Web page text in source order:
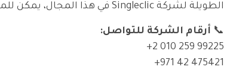
الطويلة لشركة Singleclic في هذا المجال، يمكن للمؤسسات التحول بسرعة إلى بيئة أكثر ذكاءً، مرونةً، وتكاملاً.
📞 أرقام الشركة للتواصل:
⁦+2 010 259 99225⁩
⁦+971 42 475421⁩